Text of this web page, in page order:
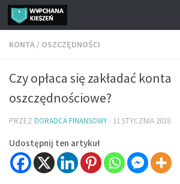
Przejdź do treści
KONTA / OSZCZĘDNOŚCI
Czy opłaca się zakładać konta
oszczędnościowe?
PRZEZ DORADCA FINANSOWY · 11 STYCZNIA 2018
Udostępnij ten artykuł